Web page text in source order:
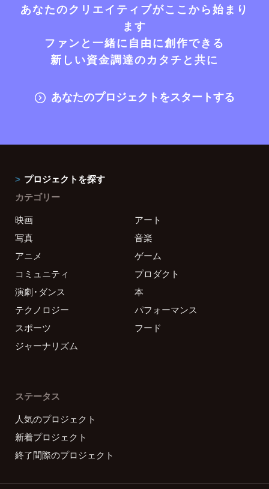
あなたのクリエイティブがここから始まり
ます
ファンと一緒に自由に創作できる
新しい資金調達のカタチと共に
あなたのプロジェクトをスタートする
プロジェクトを探す
カテゴリー
映画
アート
写真
音楽
アニメ
ゲーム
コミュニティ
プロダクト
演劇・ダンス
本
テクノロジー
パフォーマンス
スポーツ
フード
ジャーナリズム
ステータス
人気のプロジェクト
新着プロジェクト
終了間際のプロジェクト